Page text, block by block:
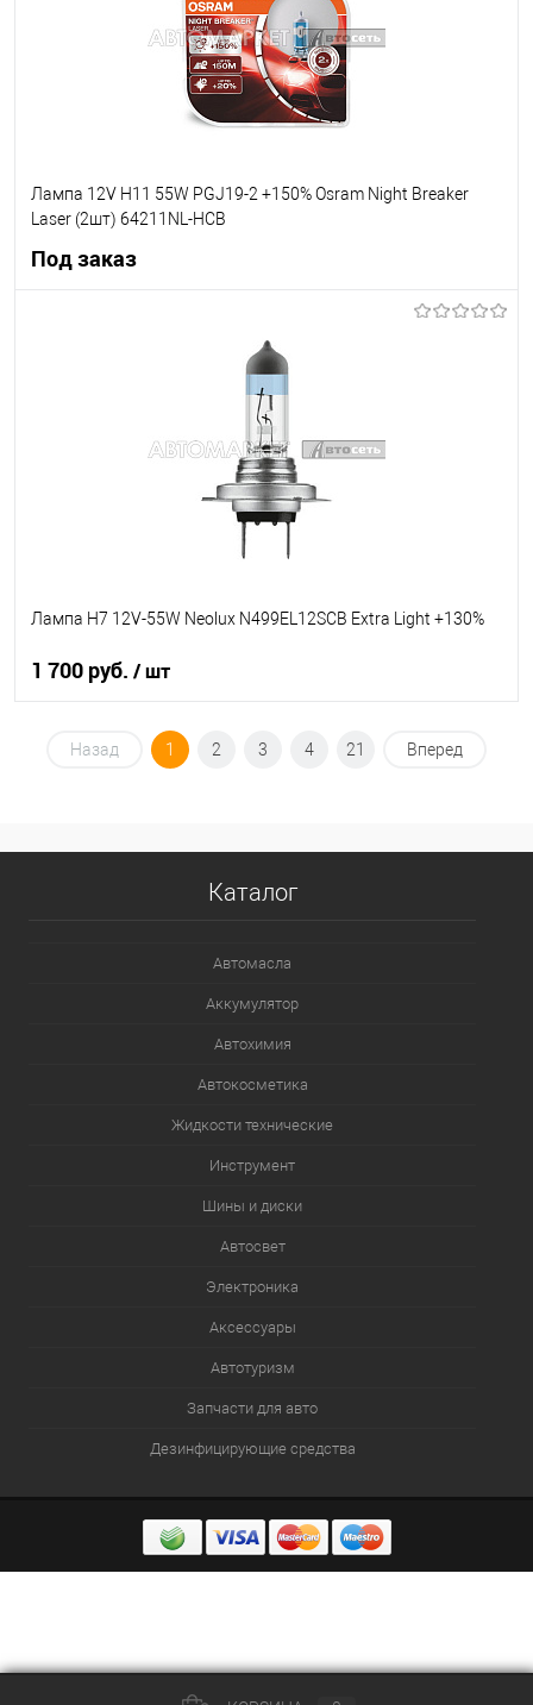
Лампа 12V H11 55W PGJ19-2 +150% Osram Night Breaker
Laser (2шт) 64211NL-HCB
Под заказ
Лампа H7 12V-55W Neolux N499EL12SCB Extra Light +130%
1 700 руб. / шт
В корзину
Назад 1 2 3 4 21 Вперед
Каталог
Автомасла
Аккумулятор
Автохимия
Автокосметика
Жидкости технические
Инструмент
Шины и диски
Автосвет
Электроника
Аксессуары
Автотуризм
Запчасти для авто
Дезинфицирующие средства